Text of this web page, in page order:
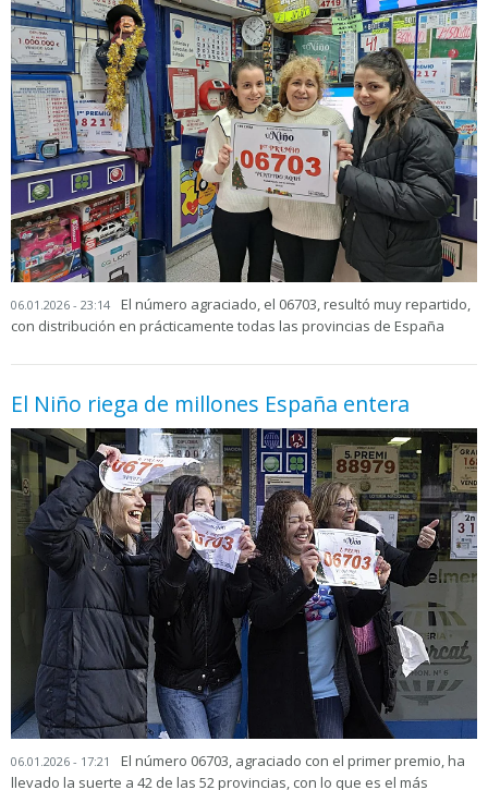
06.01.2026 - 23:14
El número agraciado, el 06703, resultó muy repartido,
con distribución en prácticamente todas las provincias de España
El Niño riega de millones España entera
06.01.2026 - 17:21
El número 06703, agraciado con el primer premio, ha
llevado la suerte a 42 de las 52 provincias, con lo que es el más